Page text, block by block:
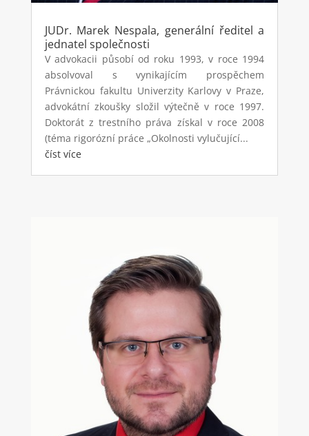
JUDr. Marek Nespala, generální ředitel a
jednatel společnosti
V advokacii působí od roku 1993, v roce 1994
absolvoval s vynikajícím prospěchem
Právnickou fakultu Univerzity Karlovy v Praze,
advokátní zkoušky složil výtečně v roce 1997.
Doktorát z trestního práva získal v roce 2008
(téma rigorózní práce „Okolnosti vylučující...
číst více